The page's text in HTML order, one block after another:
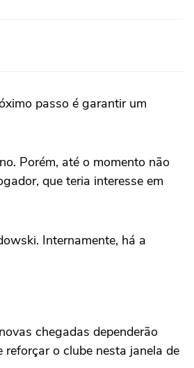
passo é garantir um
Porém, até o momento não
que teria interesse em
Internamente, há a
chegadas dependerão
o clube nesta janela de